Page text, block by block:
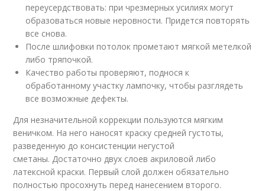
переусердствовать: при чрезмерных усилиях могут
образоваться новые неровности. Придется повторять
все снова.
После шлифовки потолок прометают мягкой метелкой
либо тряпочкой.
Качество работы проверяют, поднося к
обработанному участку лампочку, чтобы разглядеть
все возможные дефекты.
Для незначительной коррекции пользуются мягким
веничком. На него наносят краску средней густоты,
разведенную до консистенции негустой
сметаны. Достаточно двух слоев акриловой либо
латексной краски. Первый слой должен обязательно
полностью просохнуть перед нанесением второго.